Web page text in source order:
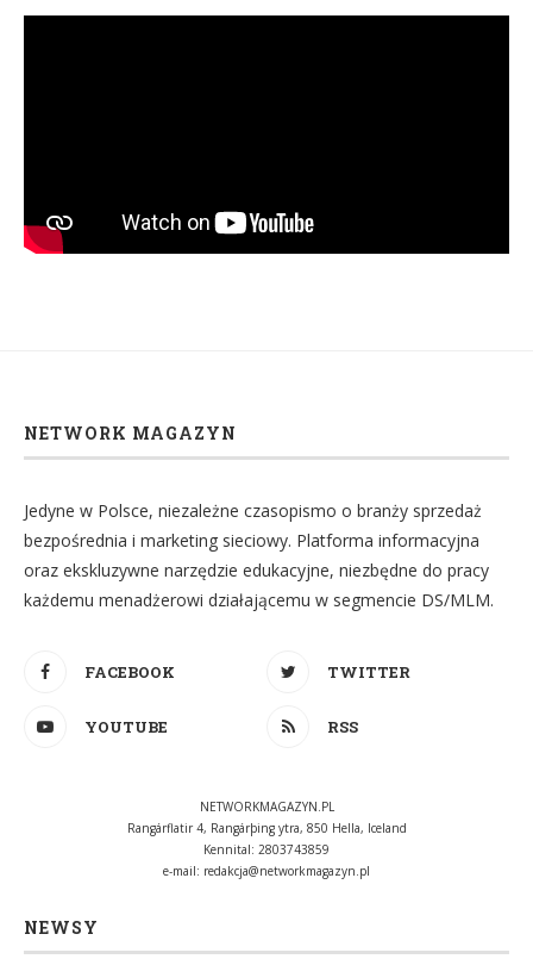
NETWORK MAGAZYN
Jedyne w Polsce, niezależne czasopismo o branży sprzedaż
bezpośrednia i marketing sieciowy. Platforma informacyjna
oraz ekskluzywne narzędzie edukacyjne, niezbędne do pracy
każdemu menadżerowi działającemu w segmencie DS/MLM.
FACEBOOK TWITTER
YOUTUBE RSS
NETWORKMAGAZYN.PL
Rangárflatir 4, Rangárþing ytra, 850 Hella, Iceland
Kennital: 2803743859
e-mail: redakcja@networkmagazyn.pl
NEWSY